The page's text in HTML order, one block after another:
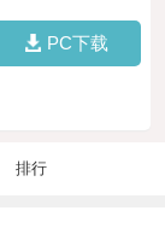
PC下载
排行